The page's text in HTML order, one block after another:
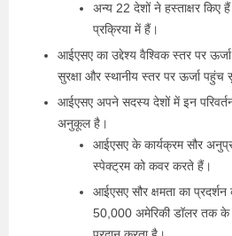
अन्य 22 देशों ने हस्ताक्षर किए
प्रक्रिया में हैं।
आईएसए का उद्देश्य वैश्विक स्तर पर ऊर्जा
सुरक्षा और स्थानीय स्तर पर ऊर्जा पहुंच
आईएसए अपने सदस्य देशों में इन
अनुकूल है।
आईएसए के कार्यक्रम सौर
स्पेक्ट्रम को कवर करते हैं।
आईएसए सौर क्षमता का
50,000 अमेरिकी डॉलर तक के